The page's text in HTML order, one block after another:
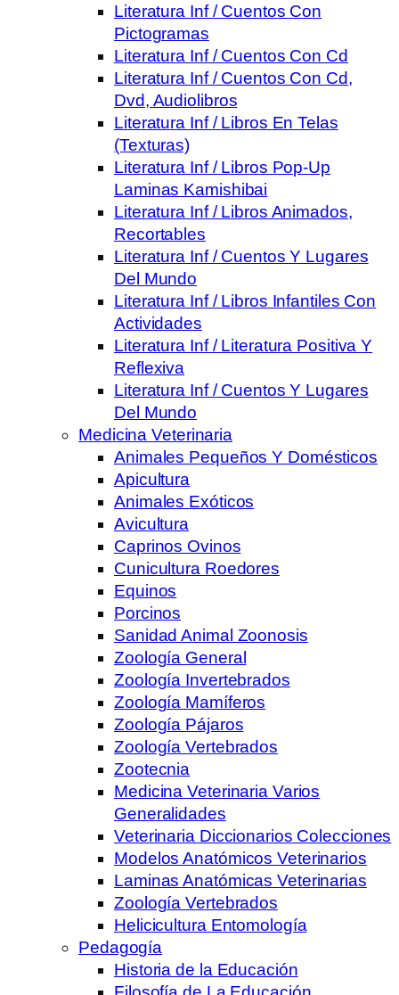
Literatura Inf / Cuentos Con
Pictogramas
Literatura Inf / Cuentos Con Cd
Literatura Inf / Cuentos Con Cd,
Dvd, Audiolibros
Literatura Inf / Libros En Telas
(Texturas)
Literatura Inf / Libros Pop-Up
Laminas Kamishibai
Literatura Inf / Libros Animados,
Recortables
Literatura Inf / Cuentos Y Lugares
Del Mundo
Literatura Inf / Libros Infantiles Con
Actividades
Literatura Inf / Literatura Positiva Y
Reflexiva
Literatura Inf / Cuentos Y Lugares
Del Mundo
Medicina Veterinaria
Animales Pequeños Y Domésticos
Apicultura
Animales Exóticos
Avicultura
Caprinos Ovinos
Cunicultura Roedores
Equinos
Porcinos
Sanidad Animal Zoonosis
Zoología General
Zoología Invertebrados
Zoología Mamíferos
Zoología Pájaros
Zoología Vertebrados
Zootecnia
Medicina Veterinaria Varios
Generalidades
Veterinaria Diccionarios Colecciones
Modelos Anatómicos Veterinarios
Laminas Anatómicas Veterinarias
Zoología Vertebrados
Helicicultura Entomología
Pedagogía
Historia de la Educación